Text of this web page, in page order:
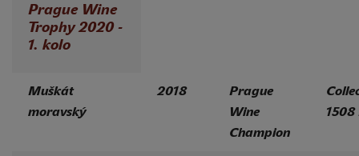
Prague Wine
Trophy 2020 -
1. kolo
Muškát
moravský
2018
Prague
Wine
Champion
1508